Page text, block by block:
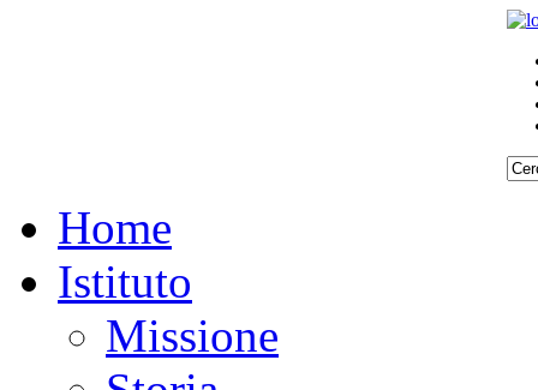
Home
Istituto
Missione